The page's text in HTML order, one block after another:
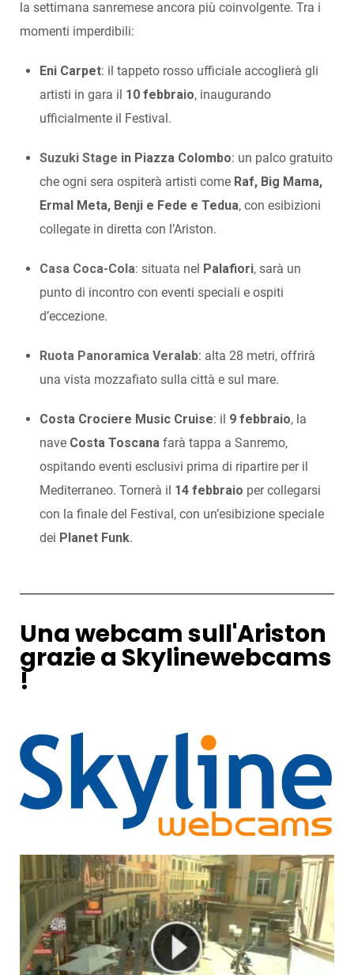
la settimana sanremese ancora più coinvolgente. Tra i
momenti imperdibili:
Eni Carpet: il tappeto rosso ufficiale accoglierà gli
artisti in gara il 10 febbraio, inaugurando
ufficialmente il Festival.
Suzuki Stage in Piazza Colombo: un palco gratuito
che ogni sera ospiterà artisti come Raf, Big Mama,
Ermal Meta, Benji e Fede e Tedua, con esibizioni
collegate in diretta con l’Ariston.
Casa Coca-Cola: situata nel Palafiori, sarà un
punto di incontro con eventi speciali e ospiti
d’eccezione.
Ruota Panoramica Veralab: alta 28 metri, offrirà
una vista mozzafiato sulla città e sul mare.
Costa Crociere Music Cruise: il 9 febbraio, la
nave Costa Toscana farà tappa a Sanremo,
ospitando eventi esclusivi prima di ripartire per il
Mediterraneo. Tornerà il 14 febbraio per collegarsi
con la finale del Festival, con un’esibizione speciale
dei Planet Funk.
Una webcam sull'Ariston
grazie a Skylinewebcams
!